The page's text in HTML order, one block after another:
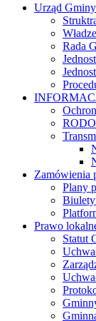
Urząd Gminy
Rada
RODO
Zamówienia
Plany
Prawo
Statut